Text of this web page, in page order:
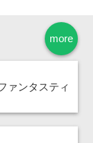
more
ァンタスティ